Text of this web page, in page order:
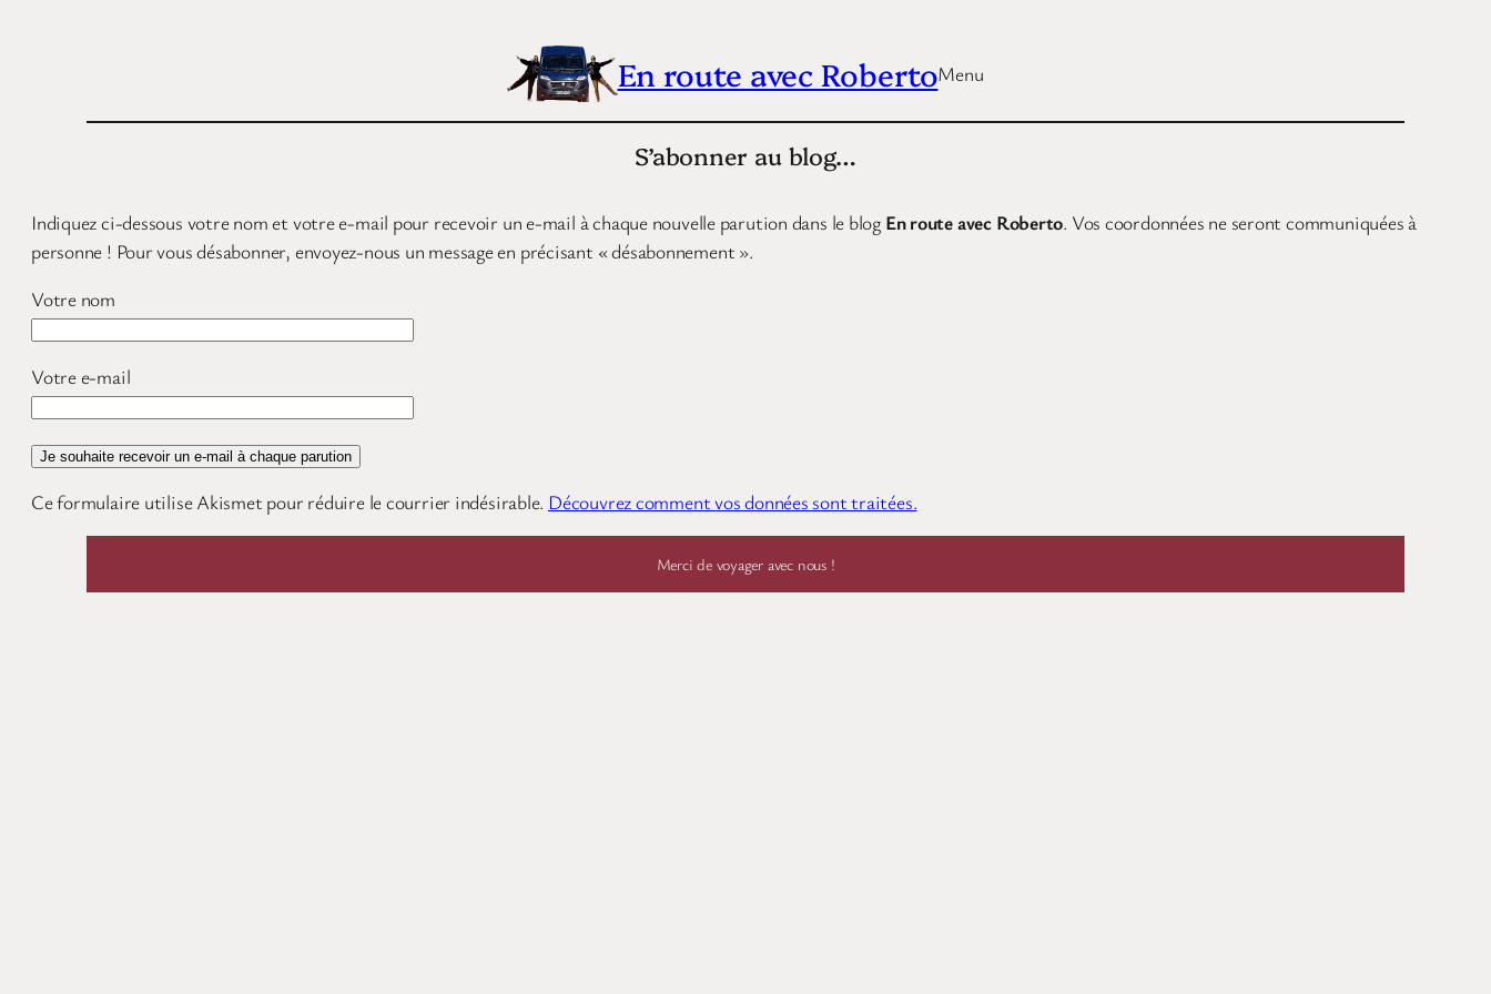
En route avec RobertoMenu
S’abonner au blog…
Indiquez ci-dessous votre nom et votre e-mail pour recevoir un e-mail à chaque nouvelle parution dans le blog En route avec Roberto. Vos coordonnées ne seront communiquées à
personne ! Pour vous désabonner, envoyez-nous un message en précisant « désabonnement ».
Votre nom
Votre e-mail
Ce formulaire utilise Akismet pour réduire le courrier indésirable. Découvrez comment vos données sont traitées.
Merci de voyager avec nous !